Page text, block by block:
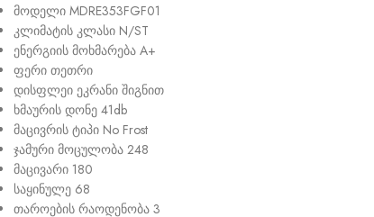
მოდელი MDRE353FGF01
კლიმატის კლასი N/ST
ენერგიის მოხმარება A+
ფერი თეთრი
დისფლეი ეკრანი შიგნით
ხმაურის დონე 41db
მაცივრის ტიპი No Frost
ჯამური მოცულობა 248
მაცივარი 180
საყინულე 68
თაროების რაოდენობა 3